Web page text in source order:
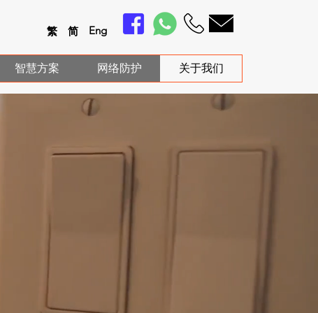
繁 简 Eng
智慧方案 网络防护 关于我们